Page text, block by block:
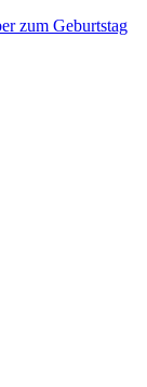
zum Geburtstag